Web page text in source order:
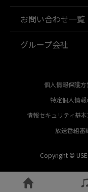
お問い合わせ一覧
グループ会社
個人情報保護方
特定個人情
情報セキュリティ基
放送番組審
Copyright ©